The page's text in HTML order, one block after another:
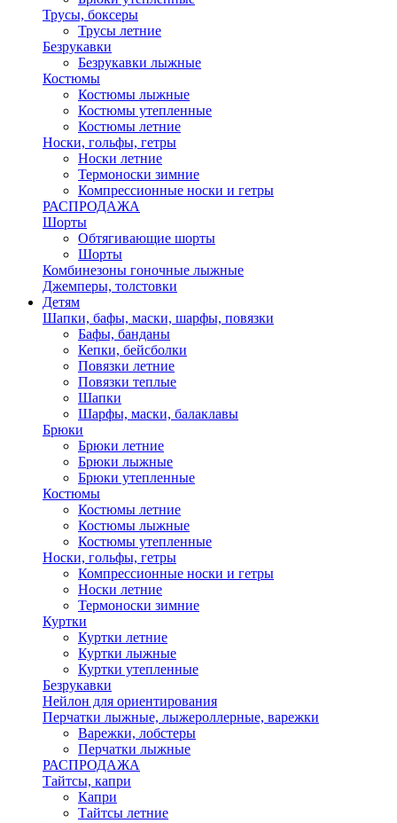
Трусы, боксеры
Трусы летние
Безрукавки
Безрукавки лыжные
Костюмы
Костюмы лыжные
Костюмы утепленные
Костюмы летние
Носки, гольфы, гетры
Носки летние
Термоноски зимние
Компрессионные носки и гетры
РАСПРОДАЖА
Шорты
Обтягивающие шорты
Шорты
Комбинезоны гоночные лыжные
Джемперы, толстовки
Детям
Шапки, бафы, маски, шарфы, повязки
Бафы, банданы
Кепки, бейсболки
Повязки летние
Повязки теплые
Шапки
Шарфы, маски, балаклавы
Брюки
Брюки летние
Брюки лыжные
Брюки утепленные
Костюмы
Костюмы летние
Костюмы лыжные
Костюмы утепленные
Носки, гольфы, гетры
Компрессионные носки и гетры
Носки летние
Термоноски зимние
Куртки
Куртки летние
Куртки лыжные
Куртки утепленные
Безрукавки
Нейлон для ориентирования
Перчатки лыжные, лыжероллерные, варежки
Варежки, лобстеры
Перчатки лыжные
РАСПРОДАЖА
Тайтсы, капри
Капри
Тайтсы летние